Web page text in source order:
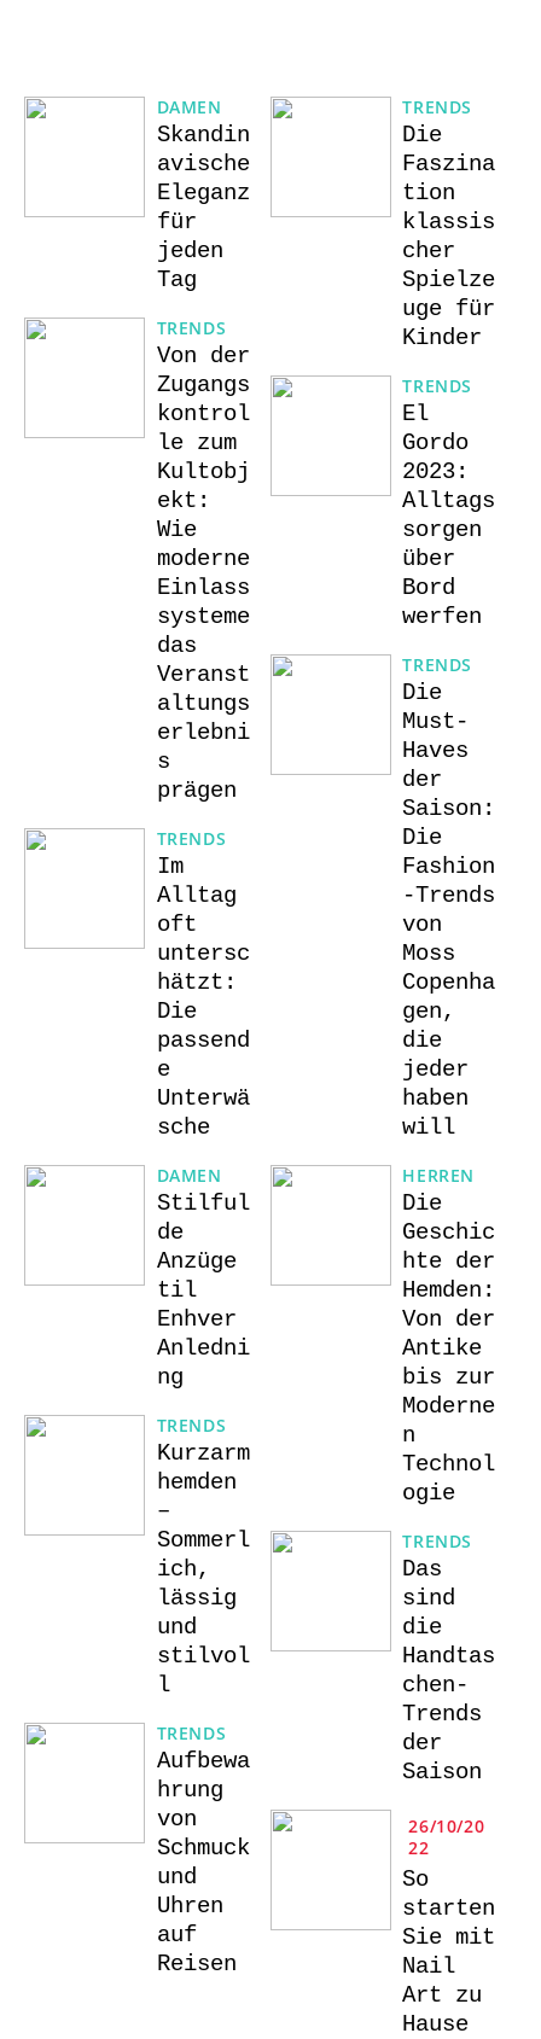
DAMEN
Skandin
avische
Eleganz
für
jeden
Tag
TRENDS
Von der
Zugangs
kontrol
le zum
Kultobj
ekt:
Wie
moderne
Einlass
systeme
das
Veranst
altungs
erlebni
s
prägen
TRENDS
Im
Alltag
oft
untersc
hätzt:
Die
passend
e
Unterwä
sche
DAMEN
Stilful
de
Anzüge
til
Enhver
Anledni
ng
TRENDS
Kurzarm
hemden
–
Sommerl
ich,
lässig
und
stilvol
l
TRENDS
Aufbewa
hrung
von
Schmuck
und
Uhren
auf
Reisen
TRENDS
Die
Faszina
tion
klassis
cher
Spielze
uge für
Kinder
TRENDS
El
Gordo
2023:
Alltags
sorgen
über
Bord
werfen
TRENDS
Die
Must-
Haves
der
Saison:
Die
Fashion
-Trends
von
Moss
Copenha
gen,
die
jeder
haben
will
HERREN
Die
Geschic
hte der
Hemden:
Von der
Antike
bis zur
Moderne
n
Technol
ogie
TRENDS
Das
sind
die
Handtas
chen-
Trends
der
Saison
26/10/20
22
So
starten
Sie mit
Nail
Art zu
Hause